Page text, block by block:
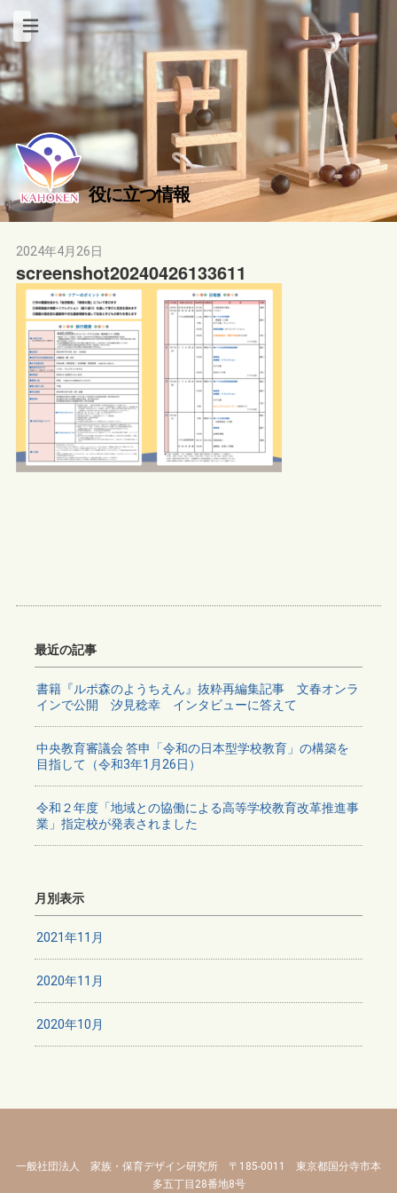
役に立つ情報
2024年4月26日
screenshot20240426133611
最近の記事
書籍『ルポ森のようちえん』抜粋再編集記事 文春オンラ
インで公開 汐見稔幸 インタビューに答えて
中央教育審議会 答申「令和の日本型学校教育」の構築を
目指して（令和3年1月26日）
令和２年度「地域との協働による高等学校教育改革推進事
業」指定校が発表されました
月別表示
2021年11月
2020年11月
2020年10月
一般社団法人 家族・保育デザイン研究所 〒185-0011 東京都国分寺市本
多五丁目28番地8号